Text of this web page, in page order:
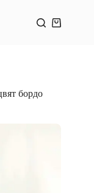
Shopping
бордо